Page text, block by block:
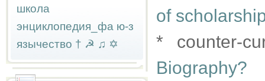
школа
энциклопедия_фа ю-з
язычество † ☭ ♫ ✡
of
* counter-
Biography?